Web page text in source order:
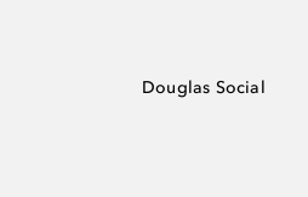
Douglas Social